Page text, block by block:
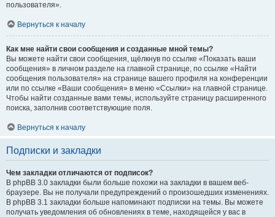
пользователя».
Вернуться к началу
Как мне найти свои сообщения и созданные мной темы?
Вы можете найти свои сообщения, щёлкнув по ссылке «Показать ваши
сообщения» в личном разделе на главной странице, по ссылке «Найти
сообщения пользователя» на странице вашего профиля на конференции
или по ссылке «Ваши сообщения» в меню «Ссылки» на главной странице.
Чтобы найти созданные вами темы, используйте страницу расширенного
поиска, заполнив соответствующие поля.
Вернуться к началу
Подписки и закладки
Чем закладки отличаются от подписок?
В phpBB 3.0 закладки были больше похожи на закладки в вашем веб-
браузере. Вы не получали предупреждений о произошедших изменениях.
В phpBB 3.1 закладки больше напоминают подписки на темы. Вы можете
получать уведомления об обновлениях в теме, находящейся у вас в